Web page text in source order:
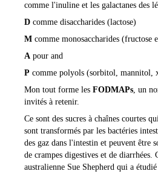
comme l'inuline et les galactanes des
D comme disaccharides (lactose)
M comme monosaccharides (fructose
A pour and
P comme polyols (sorbitol,
Mon tout forme les FODMAPs, un
invités à retenir.
Ce sont des sucres à chaînes courtes
sont transformés par les bactéries
des gaz dans l'intestin et peuvent être
de crampes digestives et de
australienne Sue Shepherd qui a